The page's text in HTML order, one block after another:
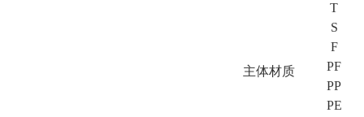
主体材质
T
S
F
PF
PP
PE